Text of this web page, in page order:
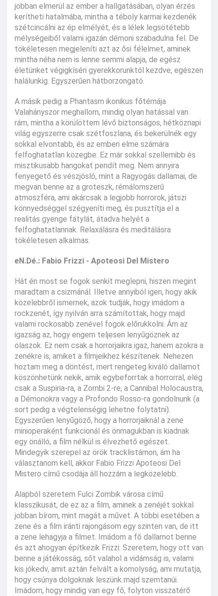
jobban elmerül az ember a hallgatásában, olyan érzés
kerítheti hatalmába, mintha a téboly karmai kezdenék
szétcincálni az ép elmélyét, és a lélek legsötétebb
mélységeiből valami igazán démoni szabadulna fel. De
tökéletesen megjeleníti azt az ősi félelmet, aminek
mintha néha nem is lenne semmi alapja, de egész
életünket végigkíséri gyerekkorunktól kezdve, egészen
halálunkig. Egyszerűen hátborzongató.
A másik pedig a Phantasm ikonikus főtémája.
Valahányszor meghallom, mindig olyan hatással van
rám, mintha a körülöttem lévő biztonságos, hétköznapi
világ egyszerre csak szétfoszlana, és bekerülnék egy
sokkal elvontabb, és az emberi elme számára
felfoghatatlan közegbe. Ez már sokkal szellemibb és
misztikusabb hangokat pendít meg. Nem annyira
fenyegető és vészjósló, mint a Ragyogás dallamai, de
megvan benne az a groteszk, rémálomszerű
atmoszféra, ami akárcsak a legjobb horrorok, játszi
könnyedséggel szégyeníti meg, és pusztítja el a
realitás gyenge fátylát, átadva helyét a
felfoghatatlannak. Relaxálásra és meditálásra
tökéletesen alkalmas.
eN.Dé.: Fabio Frizzi - Apoteosi Del Mistero
Hát én most se fogok senkit meglepni, hiszen megint
maradtam a csizmánál. Illetve annyiból igen, hogy akik
közelebbről ismernek, azok tudják, hogy imádom a
rockzenét, így nyilván arra számítottak, hogy majd
valami rockosabb zenével fogok előrukkolni. Ám az
igazság az, hogy engem teljesen lenyűgöznek az
olaszok. Ez nem csak a horrorjaikra igaz, hanem azokra a
zenékre is, amiket a filmjeikhez készítenek. Nehezen
hoztam meg a döntést, mert rengeteg kiváló dallamot
köszönhetünk nekik, amik egybeforrtak a horrorral, elég
csak a Suspiria-ra, a Zombi 2-re, a Cannibal Holocaustra,
a Démonokra vagy a Profondo Rosso-ra gondolnunk (a
sort pedig a végtelenségig lehetne folytatni).
Egyszerűen lenyűgöző, hogy a horrorjaiknál a zene
minioperaként funkcionál és önmagukban is kiadnak
egy önálló, a film nélkül is élvezhető egészet.
Mindegyik szerepel az örök tracklistámon, ám ha
választanom kell, akkor Fabio Frizzi Apoteosi Del
Mistero című csodája áll hozzám a legközelebb.
Alapból szeretem Fulci Zombik városa című
klasszikusát, de ez az a film, aminek a zenéjét sokkal
jobban bírom, mint magát a művet. A többi esetében a
zene és a film iránti rajongásom egy szinten van, de itt
a zene lehagyja a filmet. Imádom a fő dallamot benne
és azt ahogyan építkezik Frizzi. Szeretem, hogy ott van
benne a játékosság, sőt valahol a vidámság is, valami
kis jókedv, amit aztán felvált a komolyság, ami mutatja,
hogy csúnya dolgoknak leszünk majd szemtanúi.
Imádom, hogy mindig van egy fő, folyton visszatérő